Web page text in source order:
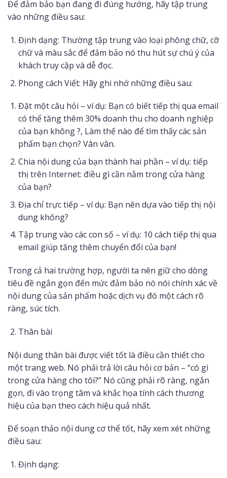
Để đảm bảo bạn đang đi đúng hướng, hãy tập trung
vào những điều sau:
Định dạng: Thường tập trung vào loại phông chữ, cỡ
chữ và màu sắc để đảm bảo nó thu hút sự chú ý của
khách truy cập và dễ đọc.
Phong cách Viết: Hãy ghi nhớ những điều sau:
Đặt một câu hỏi – ví dụ: Bạn có biết tiếp thị qua email
có thể tăng thêm 30% doanh thu cho doanh nghiệp
của bạn không ?, Làm thế nào để tìm thấy các sản
phẩm bạn chọn? Vân vân.
Chia nội dung của bạn thành hai phần – ví dụ: tiếp
thị trên Internet: điều gì cần nằm trong cửa hàng
của bạn?
Địa chỉ trực tiếp – ví dụ: Bạn nên dựa vào tiếp thị nội
dung không?
Tập trung vào các con số – ví dụ: 10 cách tiếp thị qua
email giúp tăng thêm chuyển đổi của bạn!
Trong cả hai trường hợp, người ta nên giữ cho dòng
tiêu đề ngắn gọn đến mức đảm bảo nó nói chính xác về
nội dung của sản phẩm hoặc dịch vụ đó một cách rõ
ràng, súc tích.
Thân bài
Nội dung thân bài được viết tốt là điều cần thiết cho
một trang web. Nó phải trả lời câu hỏi cơ bản – “có gì
trong cửa hàng cho tôi?” Nó cũng phải rõ ràng, ngắn
gọn, đi vào trọng tâm và khắc họa tính cách thương
hiệu của bạn theo cách hiệu quả nhất.
Để soạn thảo nội dung cơ thể tốt, hãy xem xét những
điều sau:
Định dạng: